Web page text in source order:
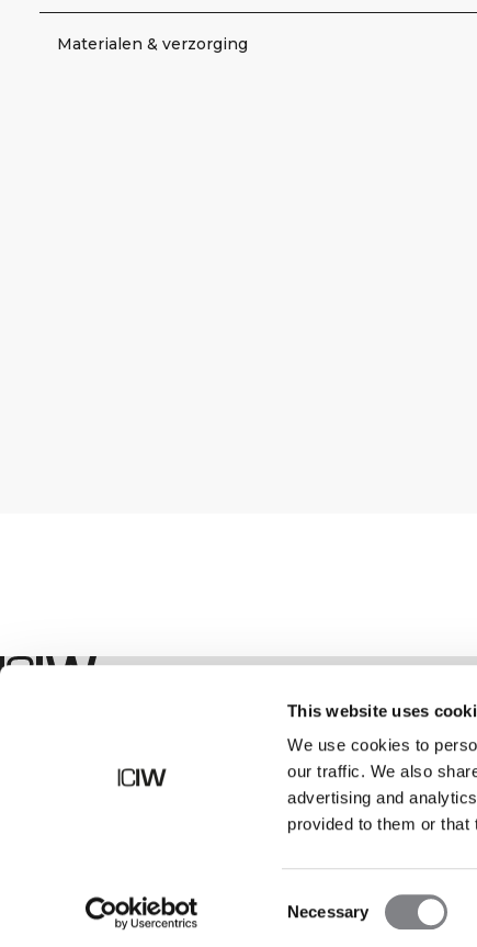
This website uses
We use cookies to
our traffic. We also
advertising and
provided to them or that
Selection
Necessary
Materialen & verzorging